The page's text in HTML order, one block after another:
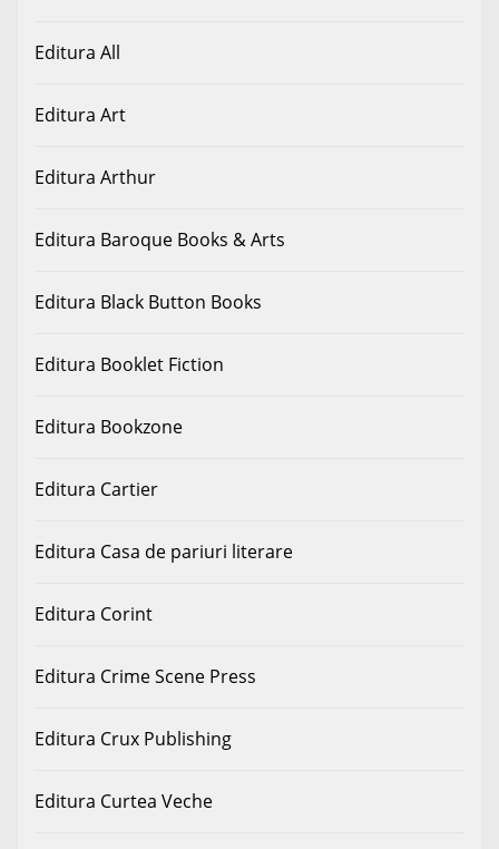
Editura All
Editura Art
Editura Arthur
Editura Baroque Books & Arts
Editura Black Button Books
Editura Booklet Fiction
Editura Bookzone
Editura Cartier
Editura Casa de pariuri literare
Editura Corint
Editura Crime Scene Press
Editura Crux Publishing
Editura Curtea Veche